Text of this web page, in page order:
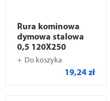
Rura kominowa
dymowa stalowa
0,5 120X250
Do koszyka
19,24 zł